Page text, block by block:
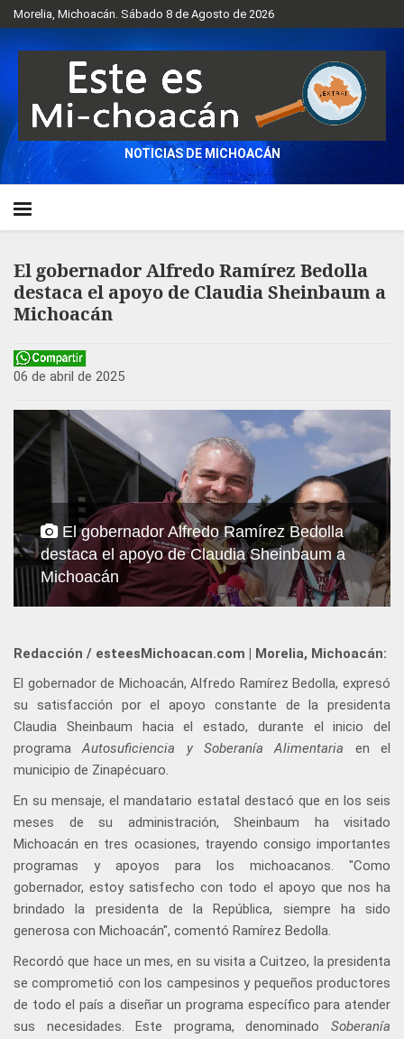
Morelia, Michoacán. Sábado 8 de Agosto de 2026
NOTICIAS DE MICHOACÁN
El gobernador Alfredo Ramírez Bedolla
destaca el apoyo de Claudia Sheinbaum a
Michoacán
06 de abril de 2025
El gobernador Alfredo Ramírez Bedolla
destaca el apoyo de Claudia Sheinbaum a
Michoacán
Redacción / esteesMichoacan.com | Morelia, Michoacán:
El gobernador de Michoacán, Alfredo Ramírez Bedolla, expresó
su satisfacción por el apoyo constante de la presidenta
Claudia Sheinbaum hacia el estado, durante el inicio del
programaAutosuficiencia y Soberanía Alimentaria en el
municipio de Zinapécuaro.
En su mensaje, el mandatario estatal destacó que en los seis
meses de su administración, Sheinbaum ha visitado
Michoacán en tres ocasiones, trayendo consigo importantes
programas y apoyos para los michoacanos. "Como
gobernador, estoy satisfecho con todo el apoyo que nos ha
brindado la presidenta de la República, siempre ha sido
generosa con Michoacán", comentó Ramírez Bedolla.
Recordó que hace un mes, en su visita a Cuitzeo, la presidenta
se comprometió con los campesinos y pequeños productores
de todo el país a diseñar un programa específico para atender
sus necesidades. Este programa, denominado Soberanía